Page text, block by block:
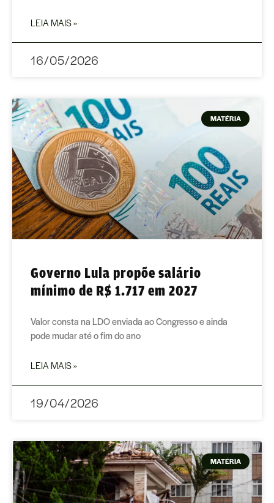
LEIA MAIS »
16/05/2026
MATÉRIA
Governo Lula propõe salário
mínimo de R$ 1.717 em 2027
Valor consta na LDO enviada ao Congresso e ainda
pode mudar até o fim do ano
LEIA MAIS »
19/04/2026
MATÉRIA